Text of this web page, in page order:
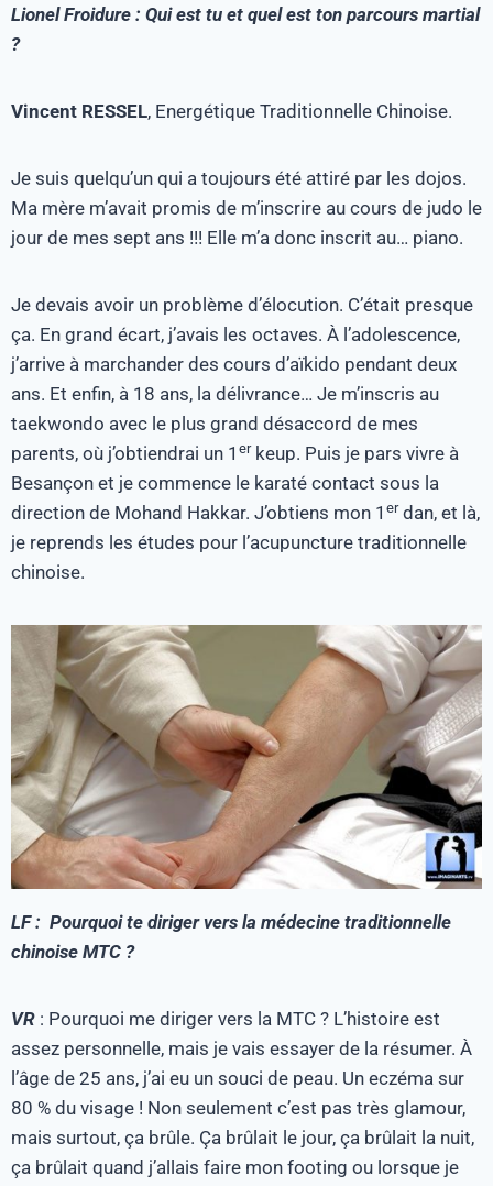
Lionel Froidure : Qui est tu et quel est ton parcours martial
?
Vincent RESSEL, Energétique Traditionnelle Chinoise.
Je suis quelqu’un qui a toujours été attiré par les dojos.
Ma mère m’avait promis de m’inscrire au cours de judo le
jour de mes sept ans !!! Elle m’a donc inscrit au… piano.
Je devais avoir un problème d’élocution. C’était presque
ça. En grand écart, j’avais les octaves. À l’adolescence,
j’arrive à marchander des cours d’aïkido pendant deux
ans. Et enfin, à 18 ans, la délivrance… Je m’inscris au
taekwondo avec le plus grand désaccord de mes
parents, où j’obtiendrai un 1 erkeup. Puis je pars vivre à
Besançon et je commence le karaté contact sous la
direction de Mohand Hakkar. J’obtiens mon 1 erdan, et là,
je reprends les études pour l’acupuncture traditionnelle
chinoise.
LF : Pourquoi te diriger vers la médecine traditionnelle
chinoise MTC ?
VR : Pourquoi me diriger vers la MTC ? L’histoire est
assez personnelle, mais je vais essayer de la résumer. À
l’âge de 25 ans, j’ai eu un souci de peau. Un eczéma sur
80 % du visage ! Non seulement c’est pas très glamour,
mais surtout, ça brûle. Ça brûlait le jour, ça brûlait la nuit,
ça brûlait quand j’allais faire mon footing ou lorsque je